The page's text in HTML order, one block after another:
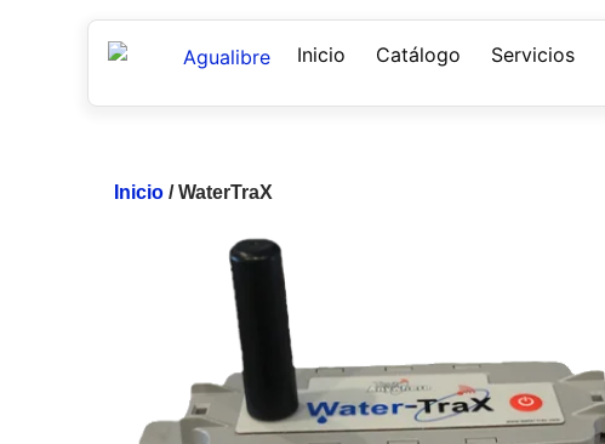
Inicio Catálogo Servicios
Inicio / WaterTraX